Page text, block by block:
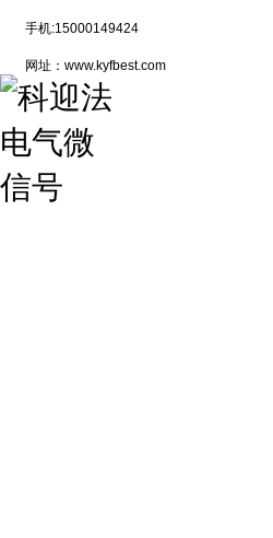
手机:15000149424
网址：www.kyfbest.com